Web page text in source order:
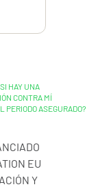
HAY UNA
CONTRA MÍ
PERIODO ASEGURADO?
EU
Y